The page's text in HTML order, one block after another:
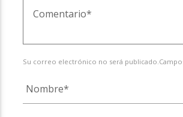
Su correo electrónico no será